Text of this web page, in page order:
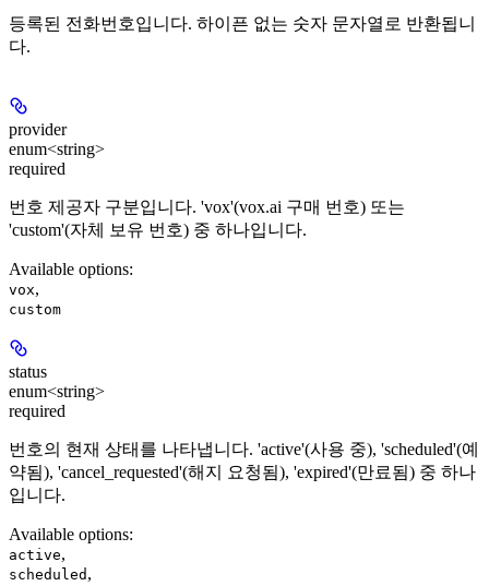
등록된 전화번호입니다. 하이픈 없는 숫자 문자열로 반환됩니
다.
provider
enum<string>
required
번호 제공자 구분입니다. 'vox'(vox.ai 구매 번호) 또는
'custom'(자체 보유 번호) 중 하나입니다.
Available options:
vox,
custom
status
enum<string>
required
번호의 현재 상태를 나타냅니다. 'active'(사용 중), 'scheduled'(예
약됨), 'cancel_requested'(해지 요청됨), 'expired'(만료됨) 중 하나
입니다.
Available options:
active,
scheduled ,